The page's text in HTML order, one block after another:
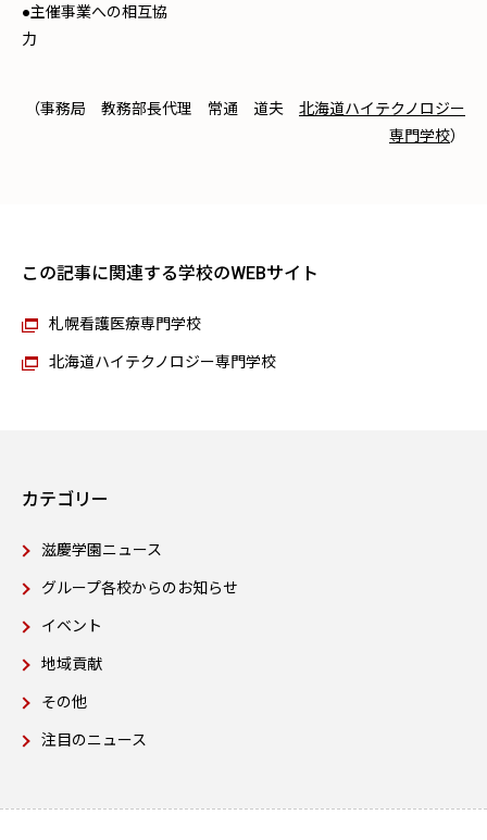
●主催事業への相互協
（事務局 教務部長代理 常通 道夫 北海道ハイテクノロジー
専門学校）
この記事に関連する学校のWEBサイト
札幌看護医療専門学校
北海道ハイテクノロジー専門学校
カテゴリー
滋慶学園ニュース
グループ各校からのお知らせ
イベント
地域貢献
その他
注目のニュース